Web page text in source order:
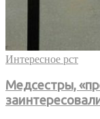
Интересное рст
Медсестры,